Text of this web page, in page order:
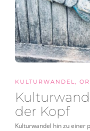
KULTURWANDEL,
der Kopf
Kulturwandel hin zu einer